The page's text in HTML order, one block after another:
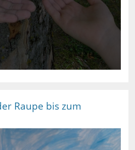
Raupe bis zum